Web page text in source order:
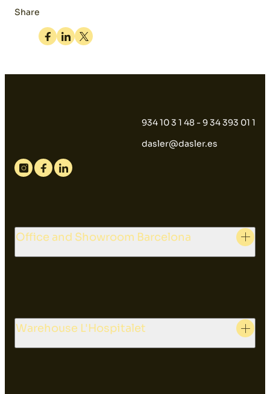
Share
Facebook
LinkedinTwitter
934 10 3 1 48 - 9 34 393 01 1
dasler@dasler.es
Instagram
FacebookLinkedin
Office and Showroom Barcelona
Warehouse L'Hospitalet